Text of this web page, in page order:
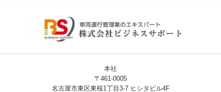
本社
〒461-0005
名古屋市東区東桜1丁目3-7 ヒシタビル4F